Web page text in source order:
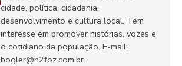
cidade, política, cidadania,
desenvolvimento e cultura local. Tem
interesse em promover histórias, vozes e
o cotidiano da população. E-mail:
bogler@h2foz.com.br.